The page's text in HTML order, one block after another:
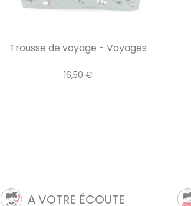
Trousse de voyage - Voyages
16,50 €
A VOTRE ÉCOUTE